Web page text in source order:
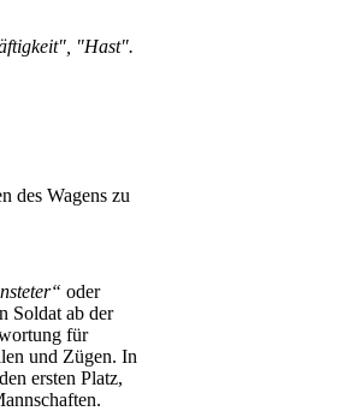
"Hast".
des Wagens zu
oder
Soldat ab der
für
und Zügen. In
ersten Platz,